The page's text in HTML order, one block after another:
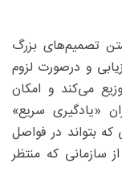
تصمیم‌های بزرگ
و درصورت لزوم
می‌کند و امکان
«یادگیری سریع»
بتواند در فواصل
سازمانی که منتظر